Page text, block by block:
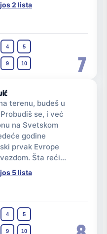
7
2 lista
4 5
9 10
terenu, budeš u
se, i već
na Svetskom
godine
prvak Evrope
Šta reći...
5 lista
4 5
9 10